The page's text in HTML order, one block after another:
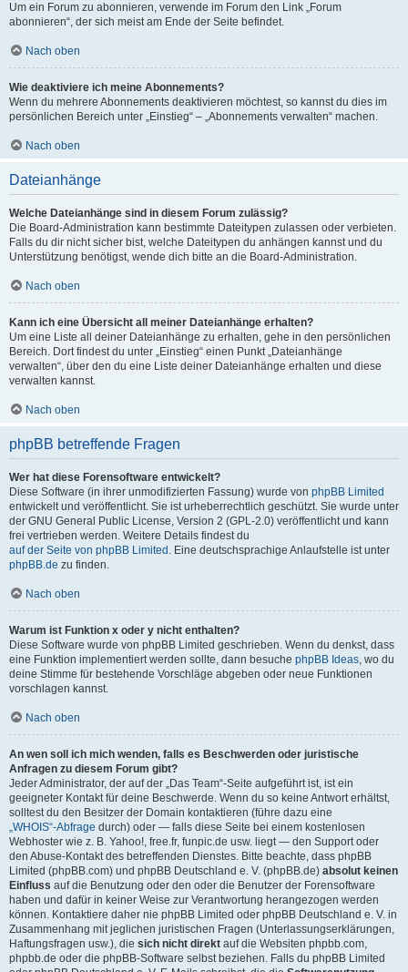
Um ein Forum zu abonnieren, verwende im Forum den Link „Forum
abonnieren“, der sich meist am Ende der Seite befindet.
Nach oben
Wie deaktiviere ich meine Abonnements?
Wenn du mehrere Abonnements deaktivieren möchtest, so kannst du dies im
persönlichen Bereich unter „Einstieg“ – „Abonnements verwalten“ machen.
Nach oben
Dateianhänge
Welche Dateianhänge sind in diesem Forum zulässig?
Die Board-Administration kann bestimmte Dateitypen zulassen oder verbieten.
Falls du dir nicht sicher bist, welche Dateitypen du anhängen kannst und du
Unterstützung benötigst, wende dich bitte an die Board-Administration.
Nach oben
Kann ich eine Übersicht all meiner Dateianhänge erhalten?
Um eine Liste all deiner Dateianhänge zu erhalten, gehe in den persönlichen
Bereich. Dort findest du unter „Einstieg“ einen Punkt „Dateianhänge
verwalten“, über den du eine Liste deiner Dateianhänge erhalten und diese
verwalten kannst.
Nach oben
phpBB betreffende Fragen
Wer hat diese Forensoftware entwickelt?
Diese Software (in ihrer unmodifizierten Fassung) wurde von phpBB Limited
entwickelt und veröffentlicht. Sie ist urheberrechtlich geschützt. Sie wurde unter
der GNU General Public License, Version 2 (GPL-2.0) veröffentlicht und kann
frei vertrieben werden. Weitere Details findest du
auf der Seite von phpBB Limited . Eine deutschsprachige Anlaufstelle ist unter
phpBB.de zu finden.
Nach oben
Warum ist Funktion x oder y nicht enthalten?
Diese Software wurde von phpBB Limited geschrieben. Wenn du denkst, dass
eine Funktion implementiert werden sollte, dann besuche phpBB Ideas, wo du
deine Stimme für bestehende Vorschläge abgeben oder neue Funktionen
vorschlagen kannst.
Nach oben
An wen soll ich mich wenden, falls es Beschwerden oder juristische
Anfragen zu diesem Forum gibt?
Jeder Administrator, der auf der „Das Team“-Seite aufgeführt ist, ist ein
geeigneter Kontakt für deine Beschwerde. Wenn du so keine Antwort erhältst,
solltest du den Besitzer der Domain kontaktieren (führe dazu eine
„WHOIS“-Abfrage durch) oder — falls diese Seite bei einem kostenlosen
Webhoster wie z. B. Yahoo!, free.fr, funpic.de usw. liegt — den Support oder
den Abuse-Kontakt des betreffenden Dienstes. Bitte beachte, dass phpBB
Limited (phpBB.com) und phpBB Deutschland e. V. (phpBB.de) absolut keinen
Einfluss auf die Benutzung oder den oder die Benutzer der Forensoftware
haben und dafür in keiner Weise zur Verantwortung herangezogen werden
können. Kontaktiere daher nie phpBB Limited oder phpBB Deutschland e. V. in
Zusammenhang mit jeglichen juristischen Fragen (Unterlassungserklärungen,
Haftungsfragen usw.), die sich nicht direkt auf die Websiten phpbb.com,
phpbb.de oder die phpBB-Software selbst beziehen. Falls du phpBB Limited